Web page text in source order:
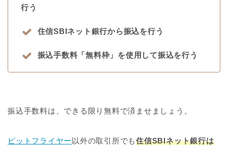
行う
住信SBIネット銀行から振込を行う
振込手数料「無料枠」を使用して振込を行う
振込手数料は、できる限り無料で済ませましょう。
ビットフライヤー 以外の取引所でも住信SBIネット銀行は